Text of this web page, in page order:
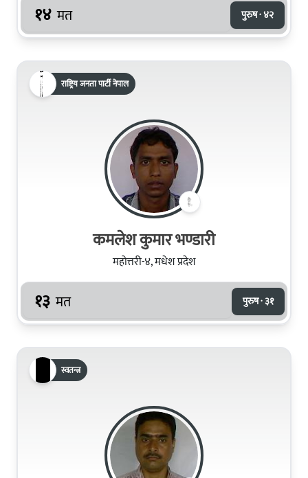
१४ मत पुरुष · ४२
राष्ट्रिय जनता पार्टी नेपाल
कमलेश कुमार भण्डारी
महोत्तरी-४, मधेश प्रदेश
१३ मत पुरुष · ३१
स्वतन्त्र